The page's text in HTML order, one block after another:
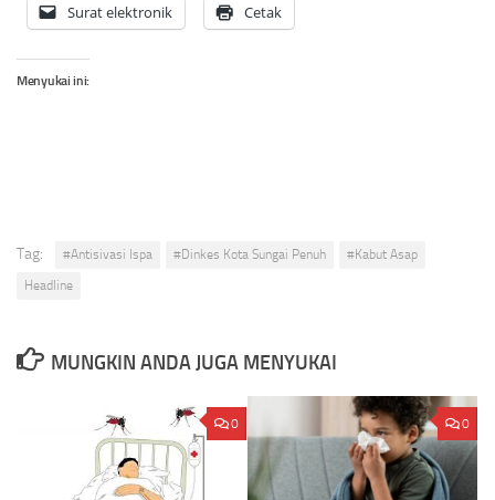
Surat elektronik Cetak
Menyukai ini:
Tag: #Antisivasi Ispa #Dinkes Kota Sungai Penuh
#Kabut Asap
Headline
MUNGKIN ANDA JUGA MENYUKAI
0 0